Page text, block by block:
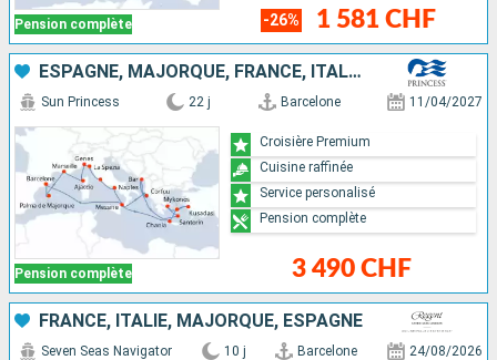
Pension complète -26% 1 581 CHF
ESPAGNE, MAJORQUE, FRANCE, ITALIE, TURQUIE, GRÈCE, MONTÉNÉGRO
Pension complète
Sun Princess 22 j Barcelone 11/04/2027
3 490 CHF
Croisière Premium
Cuisine raffinée
Service personalisé
Pension complète
FRANCE, ITALIE, MAJORQUE, ESPAGNE
Seven Seas Navigator 10 j Barcelone 24/08/2026